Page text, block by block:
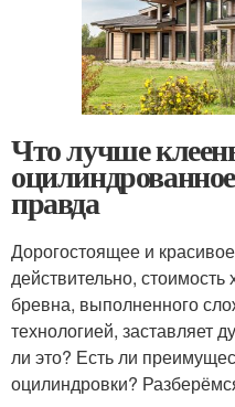
Что лучше
правда
Дорогостоящее и
действительно, стоимость
бревна, выполненного
технологией, заставляет
ли это? Есть ли
оцилиндровки?